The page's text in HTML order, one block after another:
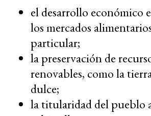
el desarrollo económico
los mercados
particular;
la preservación de
renovables, como la
dulce;
la titularidad del pueblo